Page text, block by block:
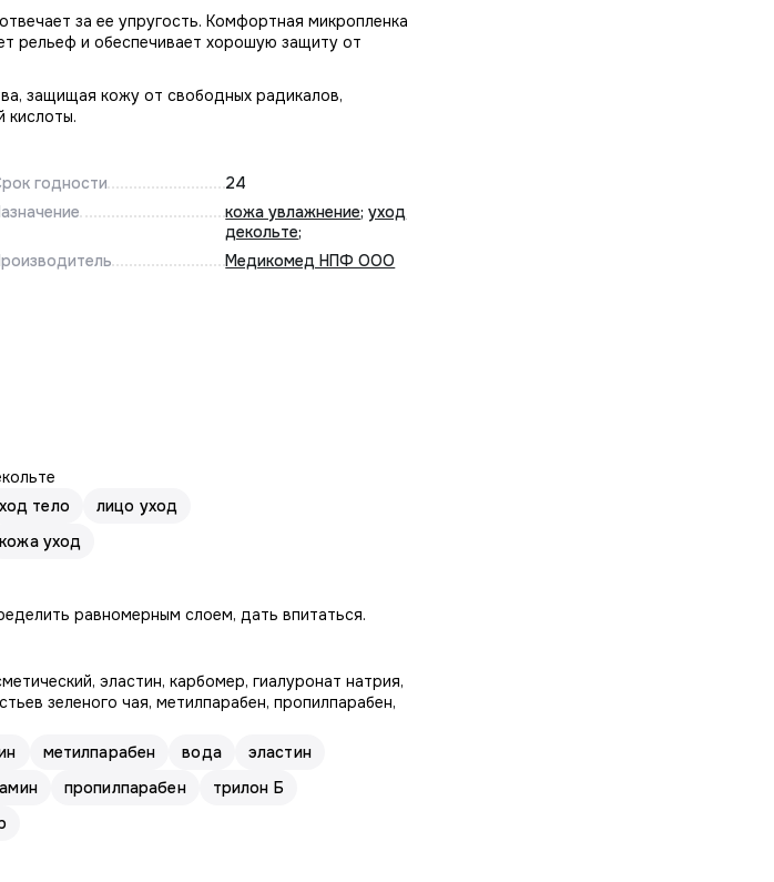
за ее упругость. Комфортная микропленка
рельеф и обеспечивает хорошую защиту от
защищая кожу от свободных радикалов,
кислоты.
годности
24
кожа увлажнение;уход
декольте;
Медикомед НПФ ООО
тело
лицо уход
кожа уход
равномерным слоем, дать впитаться.
эластин, карбомер, гиалуронат натрия,
зеленого чая, метилпарабен, пропилпарабен,
метилпарабен вода
эластин
пропилпарабен
трилон Б